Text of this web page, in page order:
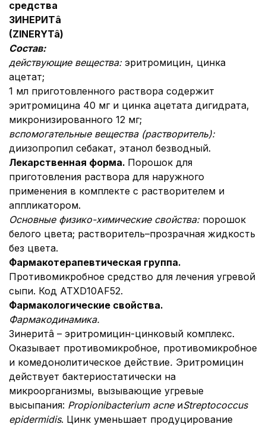
средства
ЗИНЕРИТâ
(ZINERYTâ)
Состав:
действующие вещества: эритромицин, цинка
ацетат;
1 мл приготовленного раствора содержит
эритромицина 40 мг и цинка ацетата дигидрата,
микронизированного 12 мг;
вспомогательные вещества (растворитель):
диизопропил себакат, этанол безводный.
Лекарственная форма. Порошок для
приготовления раствора для наружного
применения в комплекте с растворителем и
аппликатором.
Основные физико-химические свойства: порошок
белого цвета; растворитель–прозрачная жидкость
без цвета.
Фармакотерапевтическая группа.
Противомикробное средство для лечения угревой
сыпи. Код АТХD10AF52.
Фармакологические свойства.
Фармакодинамика.
Зинеритâ – эритромицин-цинковый комплекс.
Оказывает противомикробное, противомикробное
и комедонолитическое действие. Эритромицин
действует бактериостатически на
микроорганизмы, вызывающие угревые
высыпания: Propionibacterium acneиStreptococcus
epidermidis. Цинк уменьшает продуцирование